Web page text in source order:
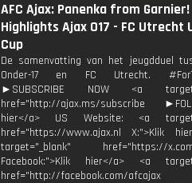
AFC Ajax: Panenka from
Highlights Ajax O17 - FC Utrecht
Cup
De samenvatting van het jeugdduel
Onder-17 en FC Utrecht.
►SUBSCRIBE NOW <a
href="http://ajax.ms/subscribe
hier</a> US Website: <a
href="https://www.ajax.nl X:">Klik
target="_blank" href="https://x.com/
Facebook:">Klik hier</a> <a
href="http://facebook.com/afcajax